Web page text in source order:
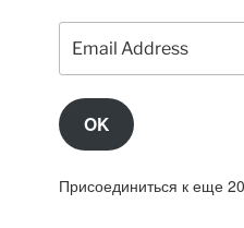
Address
OK
Присоединиться к еще